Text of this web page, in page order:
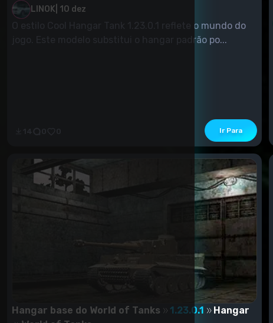
LINOK 10 dez
O estilo Cool Hangar Tank 1.23.0.1 reflete o mundo do
jogo. Este modelo substitui o hangar padrão po...
Ir Para
Hangar base do World of Tanks 1.23.0.1
Hangar